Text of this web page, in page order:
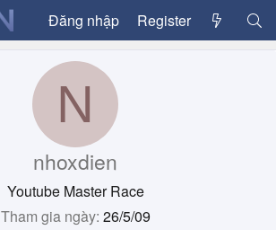
Đăng nhập Register
N
nhoxdien
Youtube Master Race
Tham gia ngày 26/5/09